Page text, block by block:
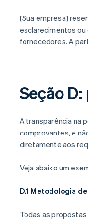
[Sua empresa]
esclarecimentos ou
fornecedores. A
Seção
A transparência na
comprovantes, e
diretamente aos
Veja abaixo um
D.1 Metodologia
Todas as